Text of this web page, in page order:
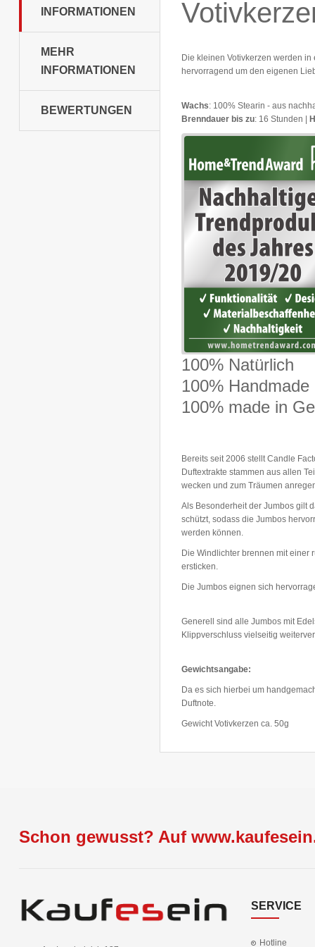
INFORMATIONEN
MEHR
INFORMATIONEN
BEWERTUNGEN
Die kleinen Votivkerzen werden
hervorragend um den eigenen
Wachs: 100% Stearin - aus
Brenndauer bis zu: 16 Stunden |
100% Natürlich
100% Handmade
100% made in
Bereits seit 2006 stellt Candle
Duftextrakte stammen aus allen
wecken und zum Träumen
Als Besonderheit der Jumbos gilt
schützt, sodass die Jumbos
werden können.
Die Windlichter brennen mit einer
ersticken.
Die Jumbos eignen sich
Generell sind alle Jumbos mit
Klippverschluss vielseitig
Gewichtsangabe:
Da es sich hierbei um
Duftnote.
Gewicht Votivkerzen ca. 50g
Schon gewusst? Auf
SERVICE
Hotline